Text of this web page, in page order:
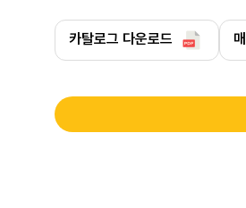
카탈로그 다운로드